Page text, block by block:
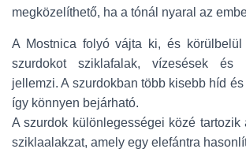
megközelíthető, ha a tónál nyaral az
A Mostnica folyó vájta ki, és
szurdokot sziklafalak, vízesések és
jellemzi. A szurdokban több kisebb híd
így könnyen bejárható.
A szurdok különlegességei közé tartozik
sziklaalakzat, amely egy elefántra